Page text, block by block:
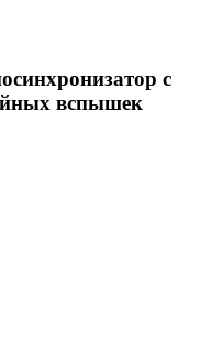
с
вспышек